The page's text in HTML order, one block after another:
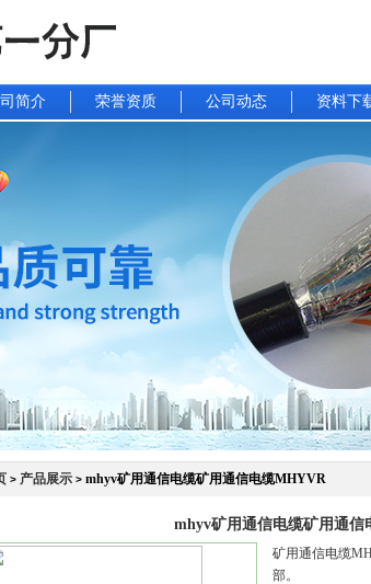
简介 荣誉资质 公司动态 资料下
> 产品展示 > mhyv矿用通信电缆矿用通信电缆MHYVR
mhyv矿用通信电缆矿用通
矿用通信电缆
部。